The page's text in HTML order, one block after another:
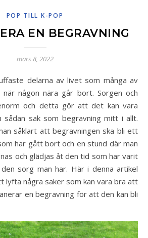
POP TILL K-POP
EN BEGRAVNING
mars 8, 2022
någon nära går bort. Sorgen och
och detta gör att det kan vara
sak som begravning mitt i allt.
såklart att begravningen ska bli ett
har gått bort och en stund där man
och glädjas åt den tid som har varit
sorg man har. Här i denna artikel
lyfta några saker som kan vara bra att
en begravning för att den kan bli